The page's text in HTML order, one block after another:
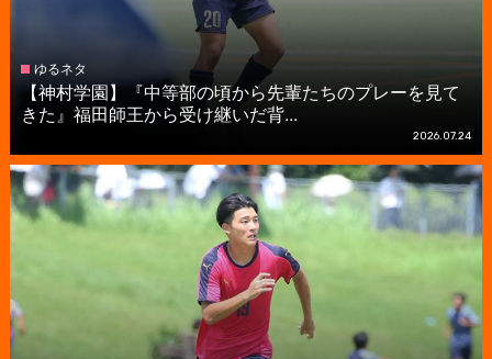
ゆるネタ
【神村学園】『中等部の頃から先輩たちのプレーを見て
きた』福田師王から受け継いだ背...
2026.07.24